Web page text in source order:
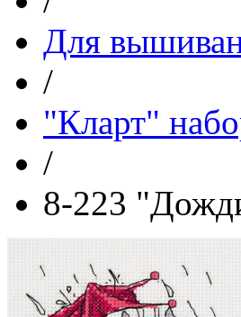
Для
/
"Кларт"
/
8-223